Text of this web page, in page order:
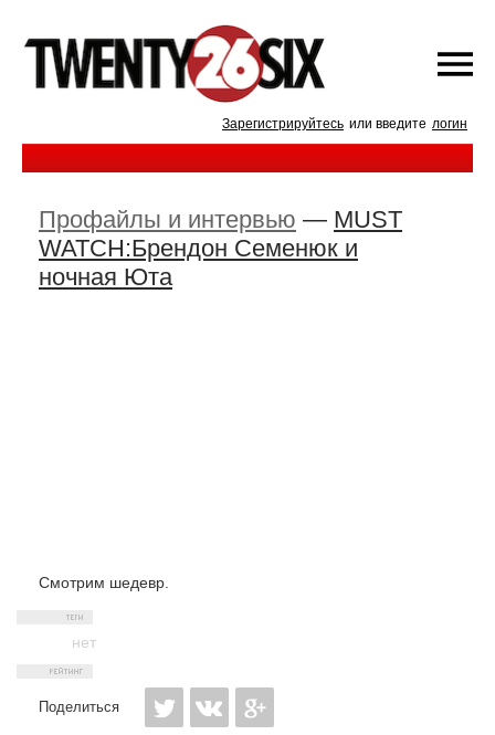
Зарегистрируйтесь или введите логин
Профайлы и интервью — MUST
WATCH:Брендон Семенюк и
ночная Юта
Смотрим шедевр.
нет
Поделиться